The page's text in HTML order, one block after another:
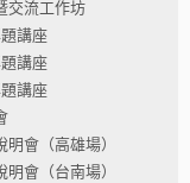
交流工作坊
講座
講座
講座
會（高雄場）
會（台南場）